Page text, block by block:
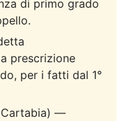
di primo grado
prescrizione
per i fatti dal 1°
—